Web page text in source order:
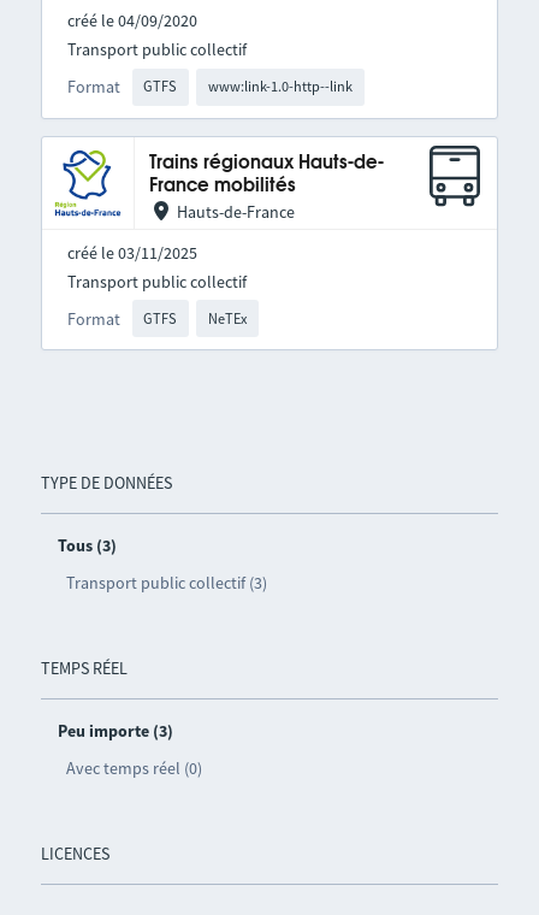
TYPE DE DONNÉES
Tous (3)
Transport public collectif (3)
TEMPS RÉEL
Peu importe (3)
Avec temps réel (0)
LICENCES
créé le 04/09/2020
Format GTFS www:link-1.0-http--link
Transport public collectif
Trains régionaux Hauts-de-
France mobilités
Hauts-de-France
créé le 03/11/2025
Format GTFS NeTEx
Transport public collectif